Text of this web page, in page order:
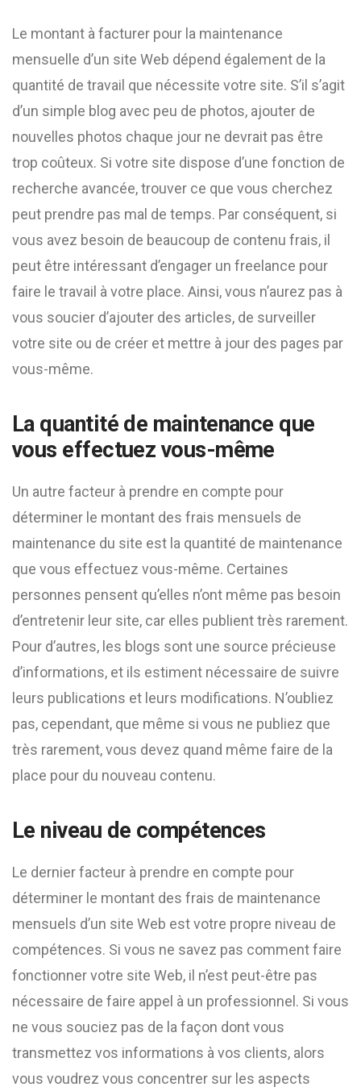
Le montant à facturer pour la maintenance
mensuelle d’un site Web dépend également de la
quantité de travail que nécessite votre site. S’il s’agit
d’un simple blog avec peu de photos, ajouter de
nouvelles photos chaque jour ne devrait pas être
trop coûteux. Si votre site dispose d’une fonction de
recherche avancée, trouver ce que vous cherchez
peut prendre pas mal de temps. Par conséquent, si
vous avez besoin de beaucoup de contenu frais, il
peut être intéressant d’engager un freelance pour
faire le travail à votre place. Ainsi, vous n’aurez pas à
vous soucier d’ajouter des articles, de surveiller
votre site ou de créer et mettre à jour des pages par
vous-même.
La quantité de maintenance que
vous effectuez vous-même
Un autre facteur à prendre en compte pour
déterminer le montant des frais mensuels de
maintenance du site est la quantité de maintenance
que vous effectuez vous-même. Certaines
personnes pensent qu’elles n’ont même pas besoin
d’entretenir leur site, car elles publient très rarement.
Pour d’autres, les blogs sont une source précieuse
d’informations, et ils estiment nécessaire de suivre
leurs publications et leurs modifications. N’oubliez
pas, cependant, que même si vous ne publiez que
très rarement, vous devez quand même faire de la
place pour du nouveau contenu.
Le niveau de compétences
Le dernier facteur à prendre en compte pour
déterminer le montant des frais de maintenance
mensuels d’un site Web est votre propre niveau de
compétences. Si vous ne savez pas comment faire
fonctionner votre site Web, il n’est peut-être pas
nécessaire de faire appel à un professionnel. Si vous
ne vous souciez pas de la façon dont vous
transmettez vos informations à vos clients, alors
vous voudrez vous concentrer sur les aspects